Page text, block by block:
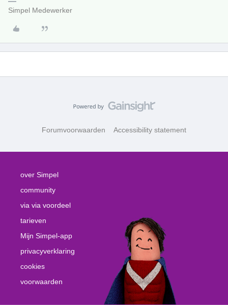
Simpel Medewerker
Forumvoorwaarden Accessibility statement
over Simpel
community
via via voordeel
tarieven
Mijn Simpel-app
privacyverklaring
cookies
voorwaarden